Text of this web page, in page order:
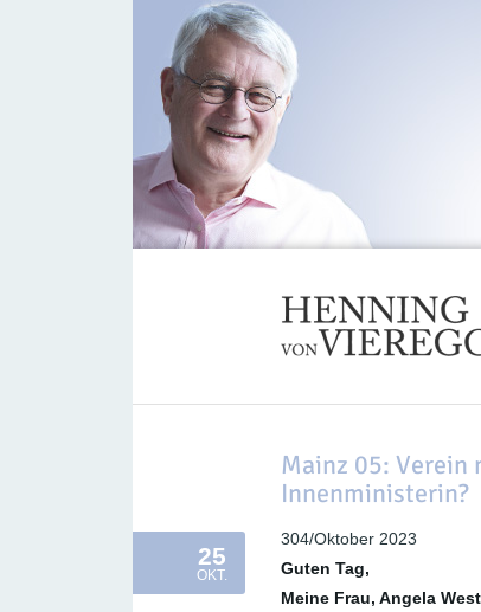
Mainz 05: Verein
Innenministerin?
25
OKT.
304/Oktober 2023
Guten Tag,
Meine Frau, Angela